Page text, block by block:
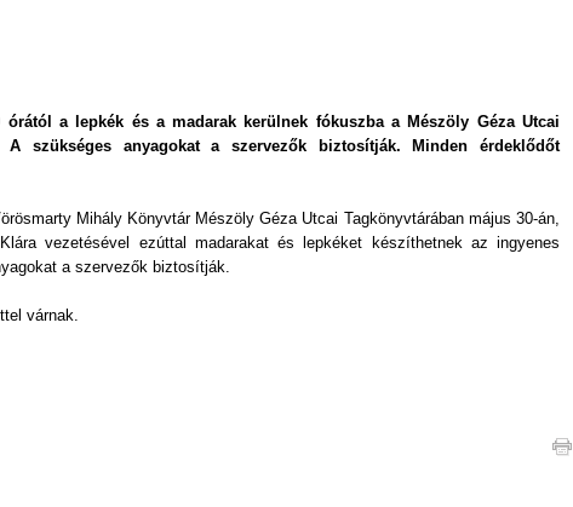
órától a lepkék és a madarak kerülnek fókuszba a Mészöly Géza Utcai
A szükséges anyagokat a szervezők biztosítják. Minden érdeklődőt
Mihály Könyvtár Mészöly Géza Utcai Tagkönyvtárában május 30-án,
vezetésével ezúttal madarakat és lepkéket készíthetnek az ingyenes
a szervezők biztosítják.
várnak.